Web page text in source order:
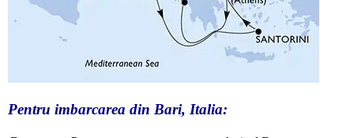
Pentru imbarcarea din Bari, Italia: